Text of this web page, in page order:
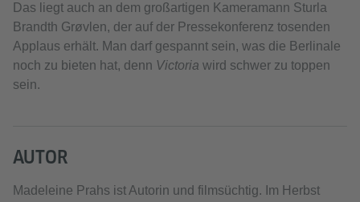
Das liegt auch an dem großartigen Kameramann Sturla
Brandth Grøvlen, der auf der Pressekonferenz tosenden
Applaus erhält. Man darf gespannt sein, was die Berlinale
noch zu bieten hat, denn Victoria wird schwer zu toppen
sein.
AUTOR
Madeleine Prahs ist Autorin und filmsüchtig. Im Herbst